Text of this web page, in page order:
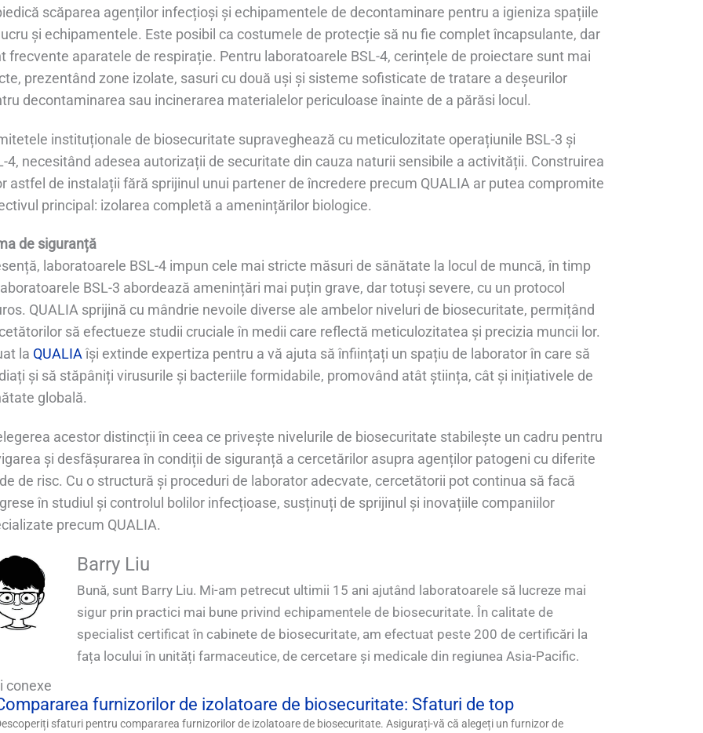
scăparea agenților infecțioși și echipamentele de decontaminare pentru a igieniza spațiile
și echipamentele. Este posibil ca costumele de protecție să nu fie complet încapsulante, dar
frecvente aparatele de respirație. Pentru laboratoarele BSL-4, cerințele de proiectare sunt mai
prezentând zone izolate, sasuri cu două uși și sisteme sofisticate de tratare a deșeurilor
decontaminarea sau incinerarea materialelor periculoase înainte de a părăsi locul.
instituționale de biosecuritate supraveghează cu meticulozitate operațiunile BSL-3 și
4, necesitând adesea autorizații de securitate din cauza naturii sensibile a activității. Construirea
astfel de instalații fără sprijinul unui partener de încredere precum QUALIA ar putea compromite
principal: izolarea completă a amenințărilor biologice.
de siguranță
laboratoarele BSL-4 impun cele mai stricte măsuri de sănătate la locul de muncă, în timp
BSL-3 abordează amenințări mai puțin grave, dar totuși severe, cu un protocol
QUALIA sprijină cu mândrie nevoile diverse ale ambelor niveluri de biosecuritate, permițând
să efectueze studii cruciale în medii care reflectă meticulozitatea și precizia muncii lor.
la QUALIAîși extinde expertiza pentru a vă ajuta să înființați un spațiu de laborator în care să
și să stăpâniți virusurile și bacteriile formidabile, promovând atât știința, cât și inițiativele de
globală.
acestor distincții în ceea ce privește nivelurile de biosecuritate stabilește un cadru pentru
și desfășurarea în condiții de siguranță a cercetărilor asupra agenților patogeni cu diferite
de risc. Cu o structură și proceduri de laborator adecvate, cercetătorii pot continua să facă
în studiul și controlul bolilor infecțioase, susținuți de sprijinul și inovațiile companiilor
precum QUALIA.
Barry Liu
Bună, sunt Barry Liu. Mi-am petrecut ultimii 15 ani ajutând laboratoarele să lucreze mai
sigur prin practici mai bune privind echipamentele de biosecuritate. În calitate de
specialist certificat în cabinete de biosecuritate, am efectuat peste 200 de certificări la
fața locului în unități farmaceutice, de cercetare și medicale din regiunea Asia-Pacific.
conexe
furnizorilor de izolatoare de biosecuritate: Sfaturi de top
sfaturi pentru compararea furnizorilor de izolatoare de biosecuritate. Asigurați-vă că alegeți un furnizor de